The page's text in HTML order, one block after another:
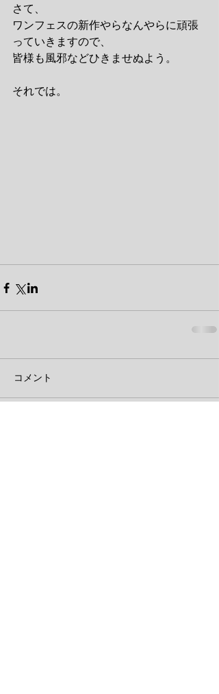
さて、
ワンフェスの新作やらなんやらに頑張
っていきますので、
皆様も風邪などひきませぬよう。
それでは。
コメント